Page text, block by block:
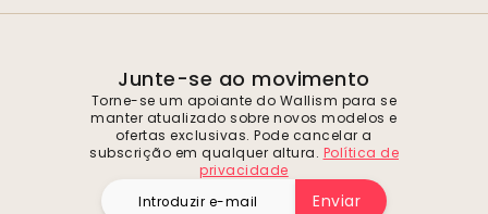
Junte-se ao movimento
Torne-se um apoiante do Wallism para se
manter atualizado sobre novos modelos e
ofertas exclusivas. Pode cancelar a
subscrição em qualquer altura. Política de
privacidade
Enviar